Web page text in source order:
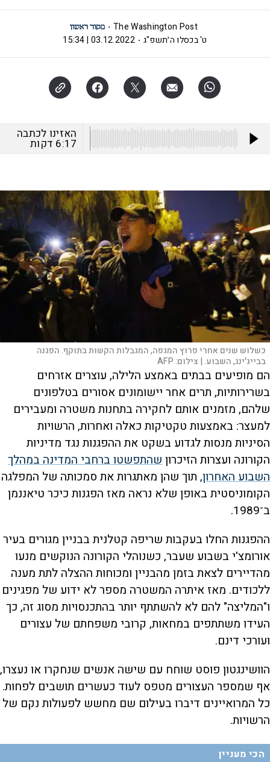
The Washington Post
ט' בכסלו ה׳תשפ"ג
03.12.2022 | 15:34
האזינו לכתבה
6:17 דקות
כשלוש שנים אחרי פרוץ המגפה, המגבלות הקשות בתוקף. הפגנה
בבייג'ינג, השבוע. | צילום:AFP
הם מופיעים בבתים באמצע הלילה, עוצרים אזרחים
בשרירותיות, תרים אחר יישומונים אסורים בטלפונים
שלהם, מזמנים אותם לחקירה בתחנות משטרה ומעבירים
למעצר: באמצעות טקטיקות כאלה ואחרות, הרשויות
הסיניות מנסות לגדוע בשקט את ההפגנות נגד מדיניות
הקורונה ועצרות הזיכרוןשהתפשטו ברחבי המדינה במהלך
השבוע האחרון, תוך שהן מאתגרות את סמכותה של המפלגה
הקומוניסטית באופן שלא נראה מאז הפגנות כיכר טיאננמן
ב־1989.
ההפגנות החלו בעקבות שריפה קטלנית בבניין מגורים בעיר
אורומצ'י בשבוע שעבר, כשנוהלי הקורונה הנוקשים מנעו
מהדיירים לצאת בזמן מהבניין ומכוחות ההצלה לתת מענה
ללכודים. מאז איתרה המשטרה מספר לא ידוע של מפגינים
ו"המליצה" להם לא להשתתף יותר בהתכנסויות מסוג זה, כך
העידו משתתפים במחאות, קרובי משפחתם של עצורים
ועורכי דינם.
הוושינגטון פוסט שוחח עם שישה אנשים שנחקרו או נעצרו,
אף שמספר העצורים מטפס לעוד כעשרים תושבים לפחות.
כל המרואיינים דיברו בעילום שם מחשש לפעולות נקם של
הרשויות.
הכי מעניין